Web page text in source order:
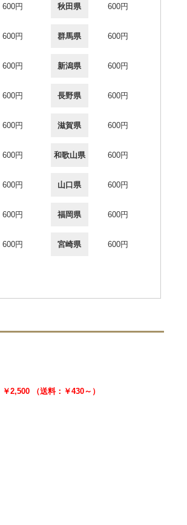
600円 秋田県 600円
600円 群馬県 600円
600円 新潟県 600円
600円 長野県 600円
600円 滋賀県 600円
600円 和歌山県 600円
600円 山口県 600円
600円 福岡県 600円
600円 宮崎県 600円
￥2,500 （送料：￥430～）